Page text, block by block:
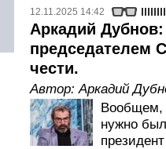
12.11.2025 14:42
Аркадий Дубнов:
председателем
чести.
Автор:Аркадий
Вообщем,
нужно